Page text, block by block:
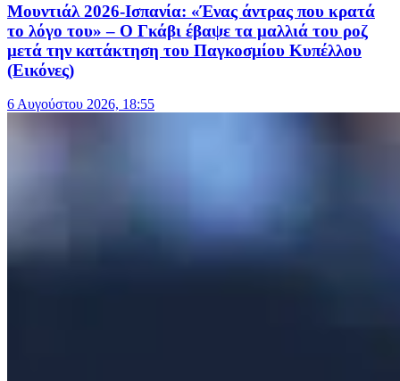
Μουντιάλ 2026-Ισπανία: «Ένας άντρας που κρατά
το λόγο του» – Ο Γκάβι έβαψε τα μαλλιά του ροζ
μετά την κατάκτηση του Παγκοσμίου Κυπέλλου
(Εικόνες)
6 Αυγούστου 2026, 18:55